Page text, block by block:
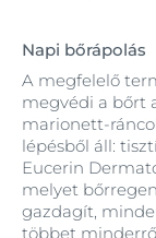
Napi bőrápolás
A megfelelő
megvédi a bőrt
lépésből áll:
Eucerin
melyet
gazdagít,
többet